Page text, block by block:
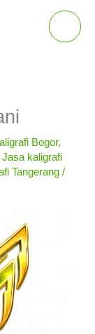
Bogor,
Jasa kaligrafi
Tangerang /